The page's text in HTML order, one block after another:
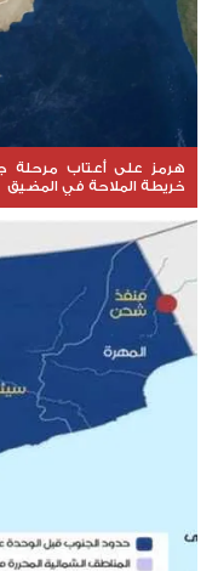
هرمز على أعتاب مرحلة
خريطة الملاحة في المضيق